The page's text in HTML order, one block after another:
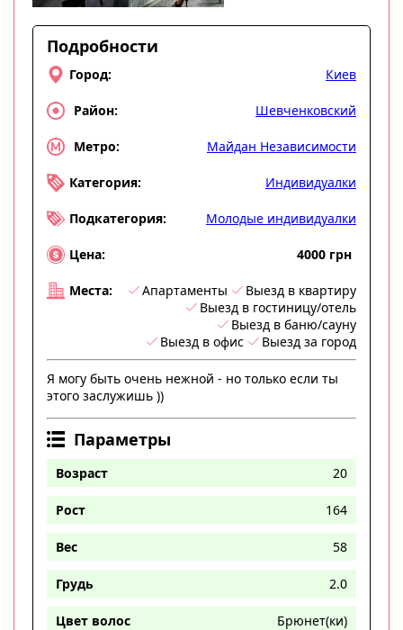
Подробности
Город: Киев
Район: Шевченковский
Метро: Майдан Независимости
Категория: Индивидуалки
Подкатегория: Молодые индивидуалки
Цена: 4000 грн
Места: Апартаменты
Выезд в квартиру
Выезд в гостиницу/отель
Выезд в баню/сауну
Выезд в офис
Выезд за город
Я могу быть очень нежной - но только если ты
этого заслужишь ))
Параметры
Возраст 20
Рост 164
Вес 58
Грудь 2.0
Цвет волос Брюнет(ки)